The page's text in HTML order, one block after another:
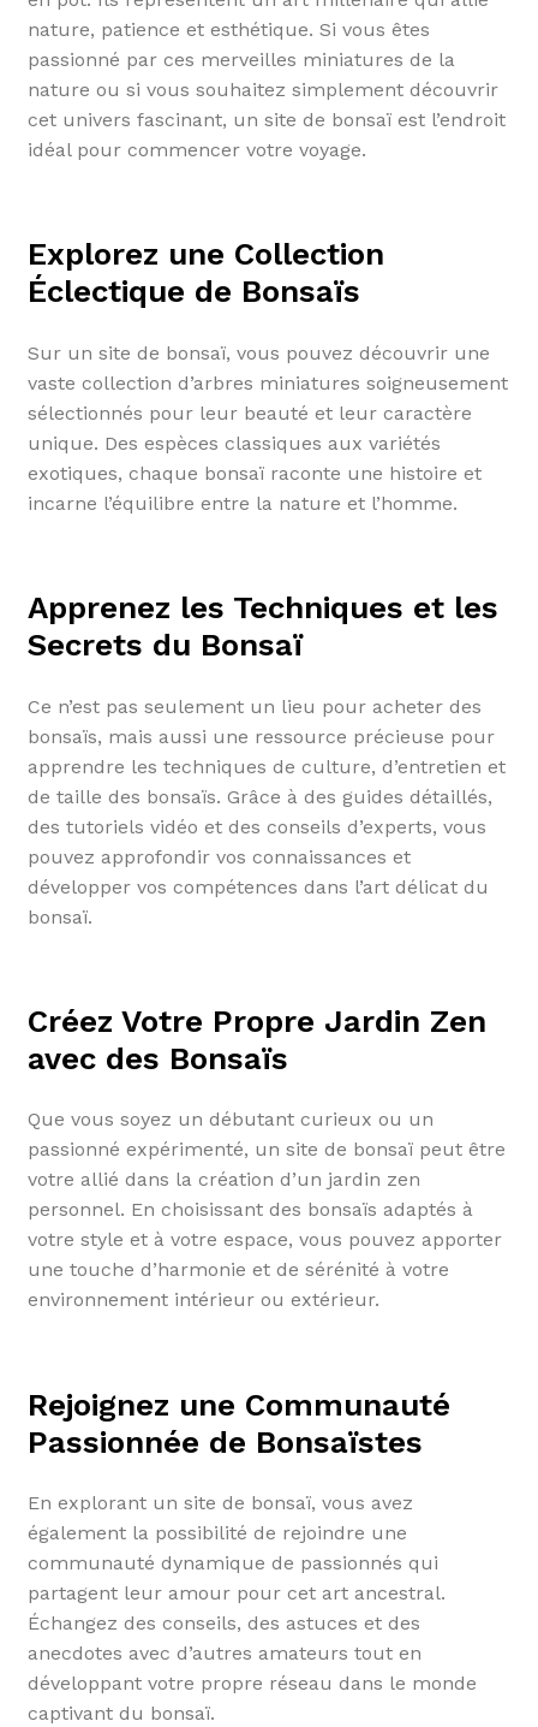
nature, patience et esthétique. Si vous êtes
passionné par ces merveilles miniatures de la
nature ou si vous souhaitez simplement découvrir
cet univers fascinant, un site de bonsaï est l’endroit
idéal pour commencer votre voyage.
Explorez une Collection
Éclectique de Bonsaïs
Sur un site de bonsaï, vous pouvez découvrir une
vaste collection d’arbres miniatures soigneusement
sélectionnés pour leur beauté et leur caractère
unique. Des espèces classiques aux variétés
exotiques, chaque bonsaï raconte une histoire et
incarne l’équilibre entre la nature et l’homme.
Apprenez les Techniques et les
Secrets du Bonsaï
Ce n’est pas seulement un lieu pour acheter des
bonsaïs, mais aussi une ressource précieuse pour
apprendre les techniques de culture, d’entretien et
de taille des bonsaïs. Grâce à des guides détaillés,
des tutoriels vidéo et des conseils d’experts, vous
pouvez approfondir vos connaissances et
développer vos compétences dans l’art délicat du
bonsaï.
Créez Votre Propre Jardin Zen
avec des Bonsaïs
Que vous soyez un débutant curieux ou un
passionné expérimenté, un site de bonsaï peut être
votre allié dans la création d’un jardin zen
personnel. En choisissant des bonsaïs adaptés à
votre style et à votre espace, vous pouvez apporter
une touche d’harmonie et de sérénité à votre
environnement intérieur ou extérieur.
Rejoignez une Communauté
Passionnée de Bonsaïstes
En explorant un site de bonsaï, vous avez
également la possibilité de rejoindre une
communauté dynamique de passionnés qui
partagent leur amour pour cet art ancestral.
Échangez des conseils, des astuces et des
anecdotes avec d’autres amateurs tout en
développant votre propre réseau dans le monde
captivant du bonsaï.